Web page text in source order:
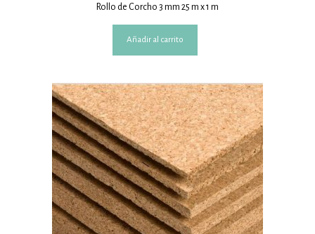
Rollo de Corcho 3 mm 25 m x 1 m
Añadir al carrito